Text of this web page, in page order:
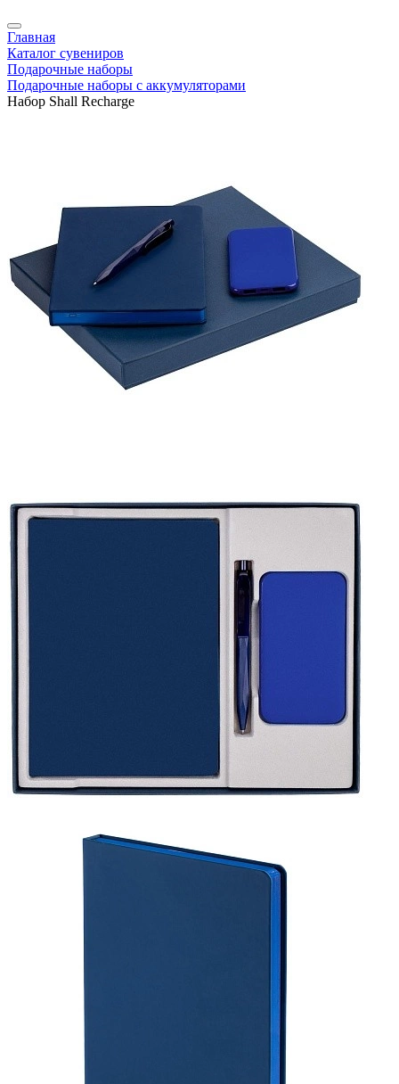
Главная
Каталог сувениров
Подарочные наборы
Подарочные наборы с аккумуляторами
Набор Shall Recharge